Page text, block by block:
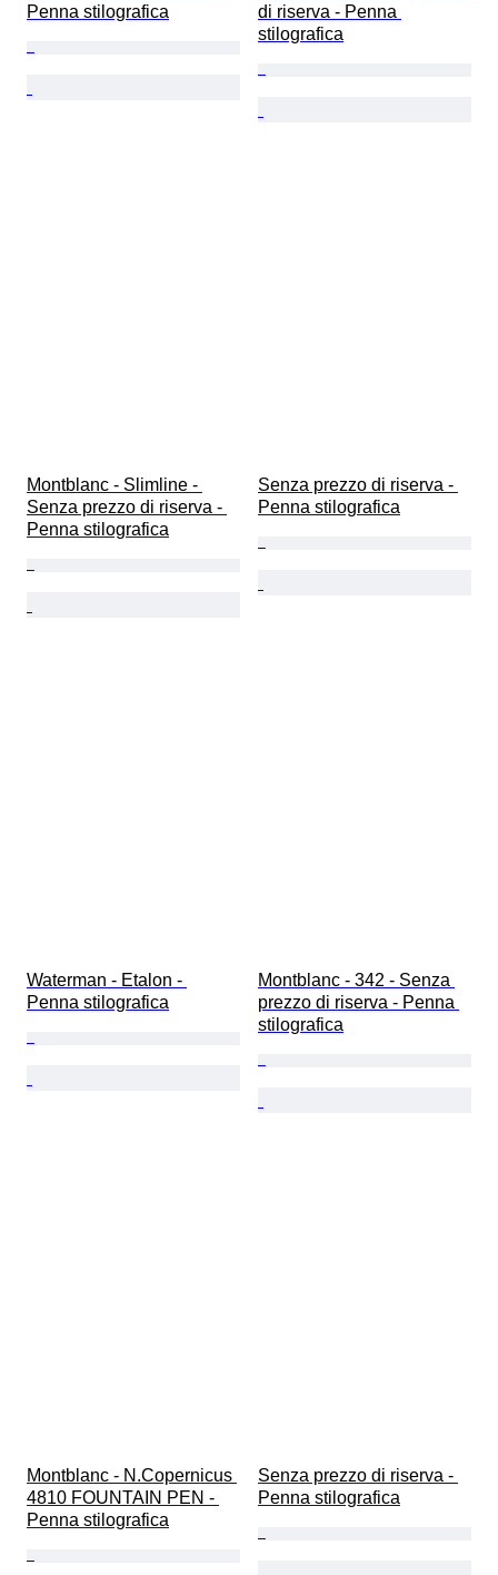
Penna stilografica
di riserva - Penna
stilografica
Montblanc - Slimline -
Senza prezzo di riserva -
Penna stilografica
Senza prezzo di riserva -
Penna stilografica
Waterman - Etalon -
Penna stilografica
Montblanc - 342 - Senza
prezzo di riserva - Penna
stilografica
Montblanc - N.Copernicus
4810 FOUNTAIN PEN -
Penna stilografica
Senza prezzo di riserva -
Penna stilografica